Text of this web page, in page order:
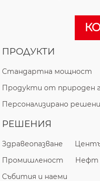
ПРОДУКТИ
Стандартна мощност
Продукти от природен
Персонализирано
РЕШЕНИЯ
Здравеопазване
Промишленост
Нефт
Събития и наеми